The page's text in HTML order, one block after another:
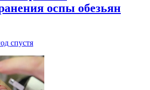
оспы обезьян
спустя